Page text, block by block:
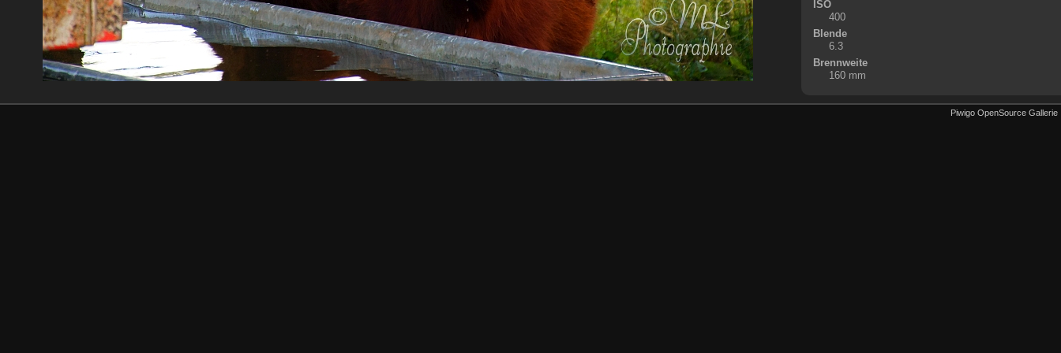
ISO
400
Blende
6.3
Brennweite
160 mm
Piwigo OpenSource Gallerie